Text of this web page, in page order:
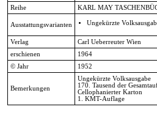
Reihe
KARL MAY
Ausstattungsvarianten Ungekürzte
Verlag
Carl Ueberreuter Wien
erschienen
1964
© Jahr
1952
Bemerkungen
Ungekürzte Volksausgabe
170. Tausend der
Cellophanierter Karton
1. KMT-Auflage